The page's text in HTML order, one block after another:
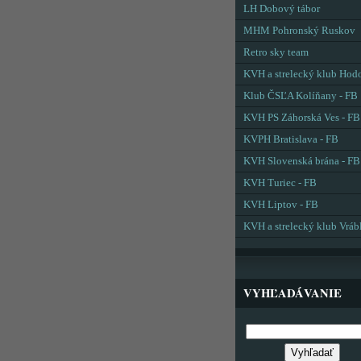
LH Dobový tábor
MHM Pohronský Ruskov
Retro sky team
KVH a strelecký klub
Klub ČSĽA Kolíňany - FB
KVH PS Záhorská Ves - FB
KVPH Bratislava - FB
KVH Slovenská brána - FB
KVH Turiec - FB
KVH Liptov - FB
KVH a strelecký klub
VYHĽADÁVANIE